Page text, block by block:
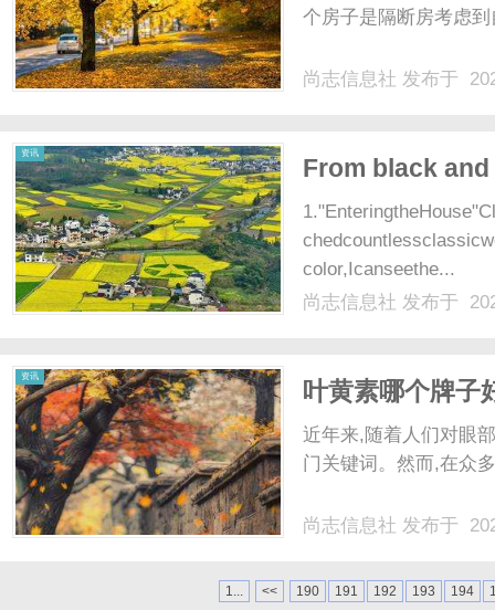
个房子是隔断房考虑
尚志信息社 发布于
资讯
From black
color,Icanseethe...
尚志信息社 发布于
资讯
叶黄素哪个牌
护眼神器
近年来,随着人们对眼
门关键词。然而,在众
尚志信息社 发布于
1... << 190 191 192 193 194